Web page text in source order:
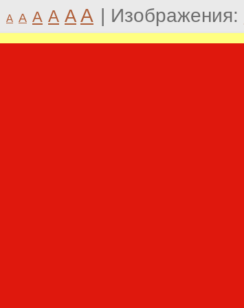
A A A A A A | Изображения: